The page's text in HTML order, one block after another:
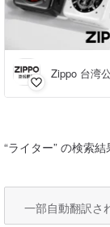
Zippo 台湾
“ライター” の検索
一部自動翻訳さ